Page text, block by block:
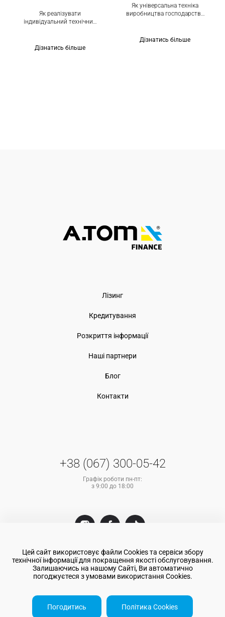
Цей сайт використовує файли Cookies та сервіси збору
технічної інформації для покращення якості обслуговування.
Залишаючись на нашому Сайті, Ви автоматично
погоджуєтеся з умовами використання Cookies.
Погодитись Політика Cookies
Як реалізувати
індивідуальний технічний
Дізнатись більше
Як універсальна техніка
виробництва господарства
Дізнатись більше
Лізинг
Кредитування
Розкриття інформації
Наші партнери
Блог
Контакти
+38 (067) 300-05-42
Графік роботи пн-пт:
з 9:00 до 18:00